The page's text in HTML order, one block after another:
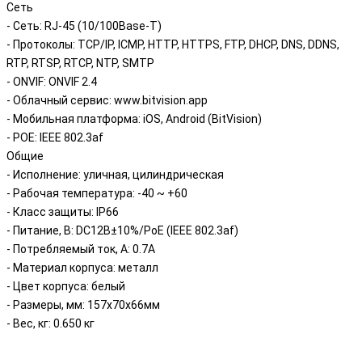
Сеть
- Сеть: RJ-45 (10/100Base-T)
- Протоколы: TCP/IP, ICMP, HTTP, HTTPS, FTP, DHCP, DNS, DDNS,
RTP, RTSP, RTCP, NTP, SMTP
- ONVIF: ONVIF 2.4
- Облачный сервис: www.bitvision.app
- Мобильная платформа: iOS, Android (BitVision)
- POE: IEEE 802.3af
Общие
- Исполнение: уличная, цилиндрическая
- Рабочая температура: -40 ~ +60
- Класс защиты: IP66
- Питание, В: DC12В±10%/PoE (IEEE 802.3af)
- Потребляемый ток, А: 0.7А
- Материал корпуса: металл
- Цвет корпуса: белый
- Размеры, мм: 157х70x66мм
- Вес, кг: 0.650 кг